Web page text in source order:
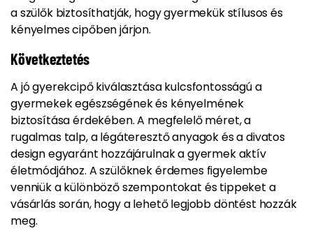
a szülők biztosíthatják, hogy gyermekük stílusos és
kényelmes cipőben járjon.
Következtetés
A jó gyerekcipő kiválasztása kulcsfontosságú a
gyermekek egészségének és kényelmének
biztosítása érdekében. A megfelelő méret, a
rugalmas talp, a légáteresztő anyagok és a divatos
design egyaránt hozzájárulnak a gyermek aktív
életmódjához. A szülőknek érdemes figyelembe
venniük a különböző szempontokat és tippeket a
vásárlás során, hogy a lehető legjobb döntést hozzák
meg.